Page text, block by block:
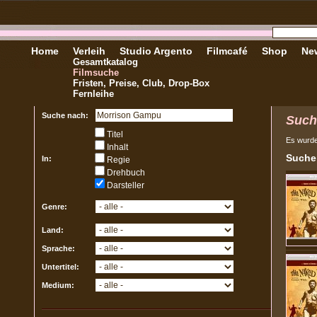
Home Verleih
Gesamtkatalog
Filmsuche
Fristen, Preise, Club, Drop-Box
Fernleihe
Studio Argento Filmcafé Shop
Suche nach:
In:
Titel
Inhalt
Regie
Drehbuch
Darsteller
Genre:
Land:
Sprache:
Untertitel:
Medium:
Es